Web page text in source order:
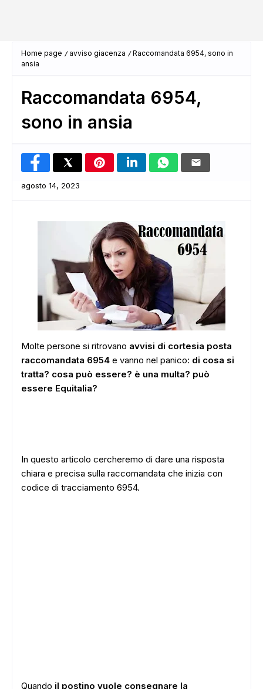
Home page avviso giacenza
Raccomandata 6954, sono in
ansia
Raccomandata 6954,
sono in ansia
agosto 14, 2023
Molte persone si ritrovano avvisi di cortesia posta
raccomandata 6954 e vanno nel panico: di cosa si
tratta? cosa può essere? è una multa? può
essere Equitalia?
In questo articolo cercheremo di dare una risposta
chiara e precisa sulla raccomandata che inizia con
codice di tracciamento 6954.
Quando il postino vuole consegnare la